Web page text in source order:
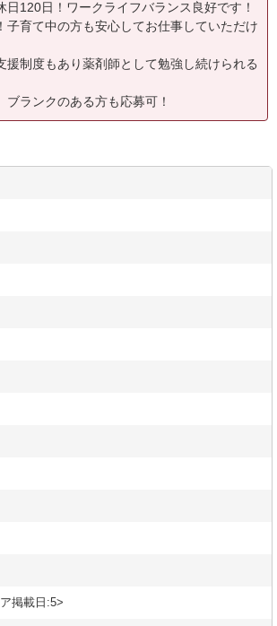
日120日！ワークライフバランス良好です！
子育て中の方も安心してお仕事していただけ
援制度もあり薬剤師として勉強し続けられる
ブランクのある方も応募可！
掲載日:5>